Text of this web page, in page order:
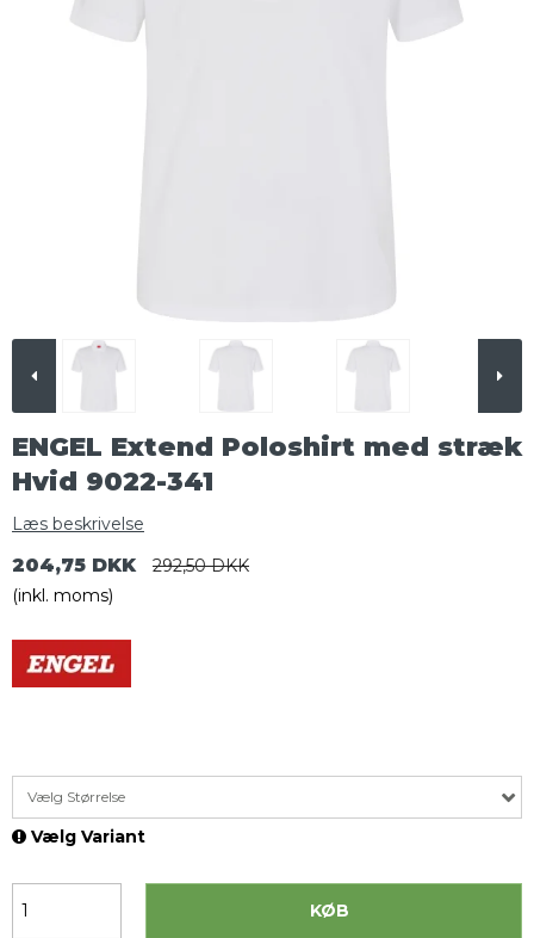
ENGEL Extend Poloshirt med stræk
Hvid 9022-341
Læs beskrivelse
204,75 DKK
292,50 DKK
(inkl. moms)
Vælg Størrelse
Vælg Variant
KØB